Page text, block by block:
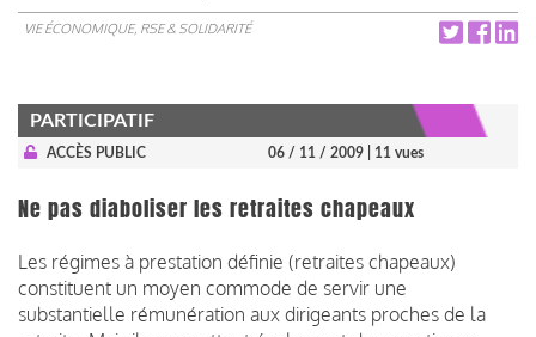
VIE ÉCONOMIQUE, RSE & SOLIDARITÉ
PARTICIPATIF
ACCÈS PUBLIC 06 / 11 / 2009 | 11 vues
Ne pas diaboliser les retraites chapeaux
Les régimes à prestation définie (retraites chapeaux)
constituent un moyen commode de servir une
substantielle rémunération aux dirigeants proches de la